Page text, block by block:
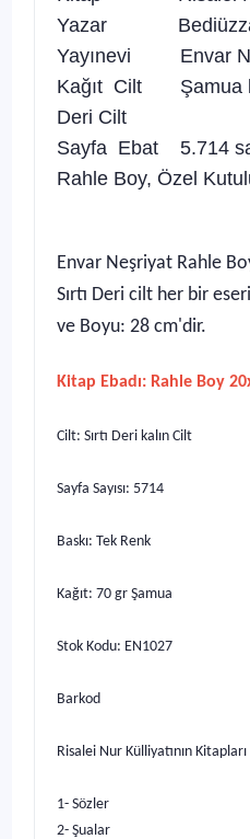
Yazar
Yayınevi Envar
Kağıt Cilt Şamua
Deri Cilt
Sayfa Ebat 5.714
Rahle Boy, Özel
Envar Neşriyat Rahle
Sırtı Deri cilt her bir
ve Boyu: 28 cm'dir.
Kitap Ebadı: Rahle Boy
Cilt: Sırtı Deri kalın Cilt
Sayfa Sayısı: 5714
Baskı: Tek Renk
Kağıt: 70 gr Şamua
Stok Kodu: EN1027
Barkod
Risalei Nur Külliyatının Kitapları
1- Sözler
2- Şualar